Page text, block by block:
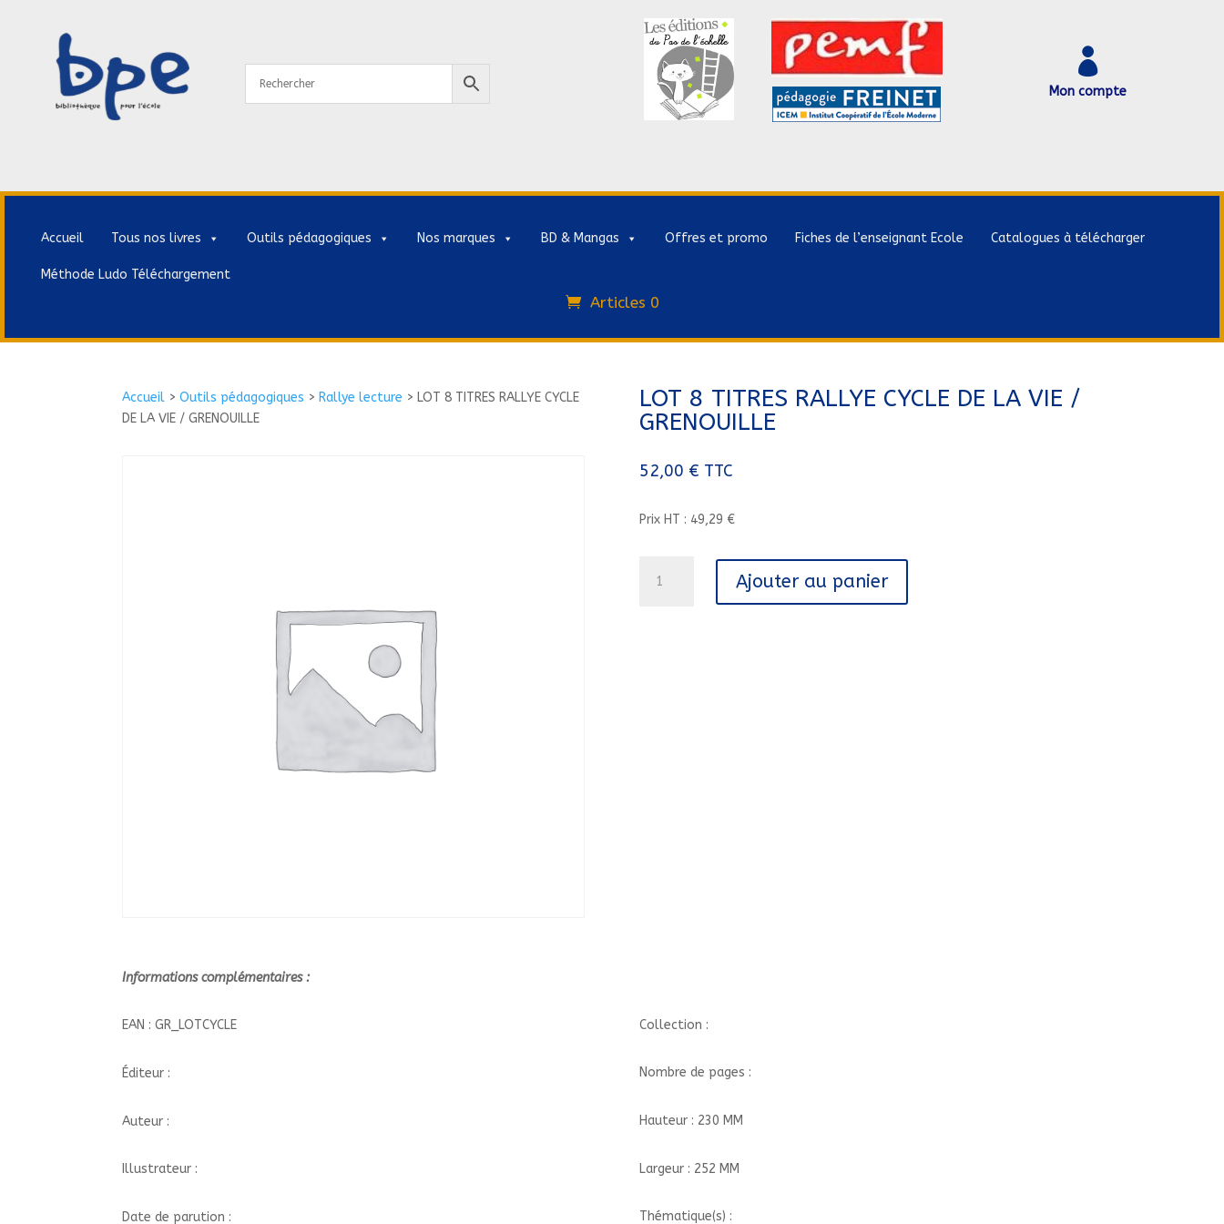

Mon compte
Accueil Tous nos livres Outils pédagogiques Nos marques BD & Mangas Offres et promo Fiches de l’enseignant Ecole Catalogues à télécharger
Méthode Ludo Téléchargement
Articles 0
Accueil >Outils pédagogiques > Rallye lecture > LOT 8 TITRES RALLYE CYCLE
DE LA VIE / GRENOUILLE
LOT 8 TITRES RALLYE CYCLE DE LA VIE /
GRENOUILLE
52,00 € TTC
Prix HT : 49,29 €
Ajouter au panier
Informations complémentaires :
EAN : GR_LOTCYCLE
Éditeur :
Auteur :
Illustrateur :
Date de parution :
Collection :
Nombre de pages :
Hauteur : 230 MM
Largeur : 252 MM
Thématique(s) :